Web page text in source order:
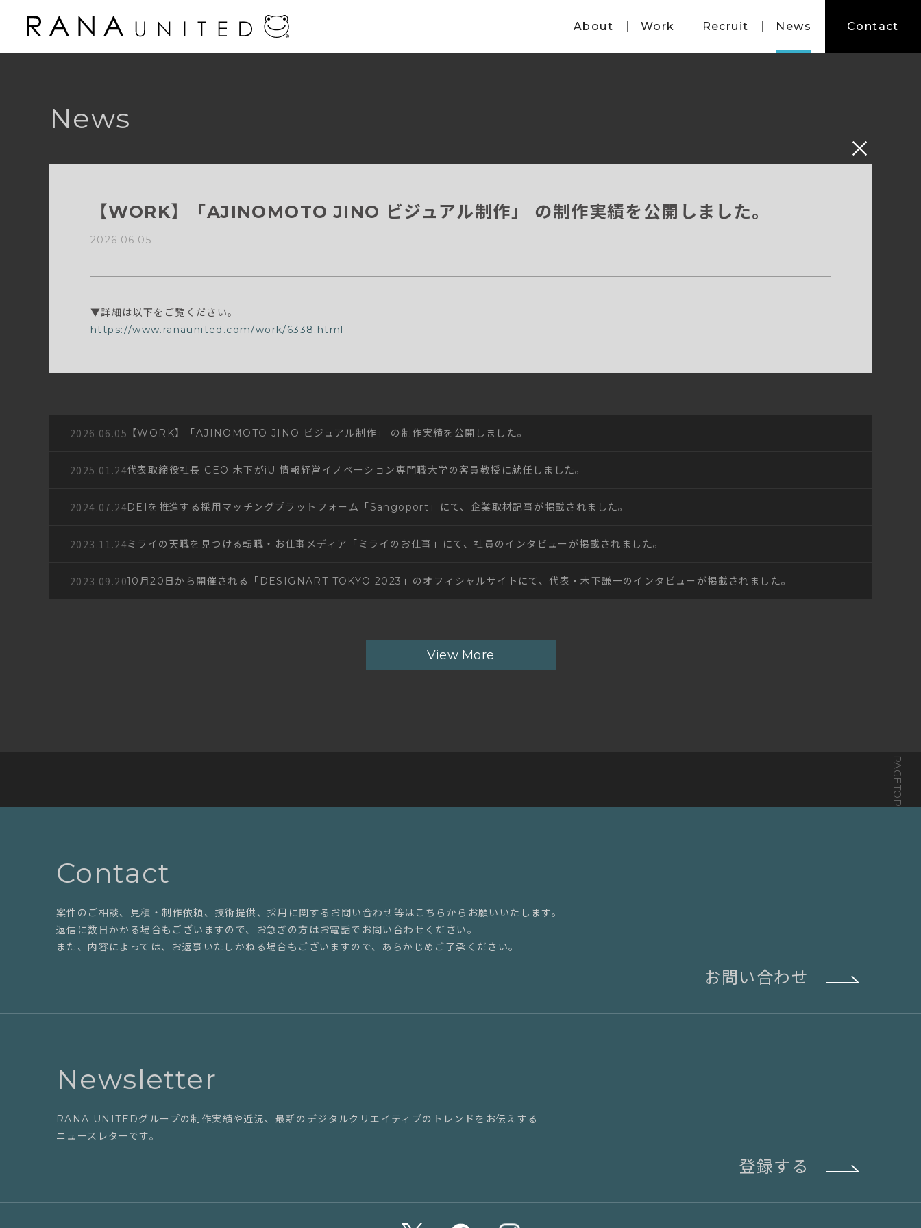
About Work Recruit News Contact
News
【WORK】「AJINOMOTO JINO ビジュアル制作」 の制作実績を公開しました。
2026.06.05
▼詳細は以下をご覧ください。
https://www.ranaunited.com/work/6338.html
2026.06.05 【WORK】「AJINOMOTO JINO ビジュアル制作」 の制作実績を公開しました。
2025.01.24代表取締役社長 CEO 木下がiU 情報経営イノベーション専門職大学の客員教授に就任しました。
2024.07.24DEIを推進する採用マッチングプラットフォーム「Sangoport」にて、企業取材記事が掲載されました。
2023.11.24ミライの天職を見つける転職・お仕事メディア「ミライのお仕事」にて、社員のインタビューが掲載されました。
2023.09.2010月20日から開催される「DESIGNART TOKYO 2023」のオフィシャルサイトにて、代表・木下謙一のインタビューが掲載されました。
View More
PAGETOP
Contact
案件のご相談、見積・制作依頼、技術提供、採用に関するお問い合わせ等はこちらからお願いいたします。
返信に数日かかる場合もございますので、お急ぎの方はお電話でお問い合わせください。
また、内容によっては、お返事いたしかねる場合もございますので、あらかじめご了承ください。
お問い合わせ
Newsletter
RANA UNITEDグループの制作実績や近況、最新のデジタルクリエイティブのトレンドをお伝えする
ニュースレターです。
登録する